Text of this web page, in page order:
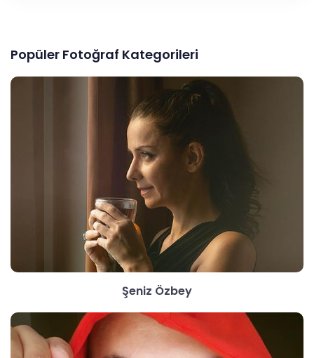
Popüler Fotoğraf Kategorileri
Şeniz Özbey